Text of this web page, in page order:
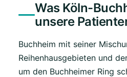
Was Köln-
unsere
Buchheim mit seiner
Reihenhausgebieten und
um den Buchheimer Ring